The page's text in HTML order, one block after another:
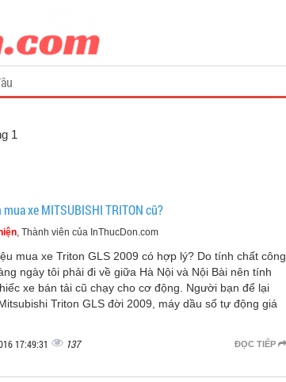
1
mua xe MITSUBISHI TRITON cũ?
, Thành viên của InThucDon.com
mua xe Triton GLS 2009 có hợp lý? Do tính chất công
ngày tôi phải đi về giữa Hà Nội và Nội Bài nên tính
xe bán tải cũ chạy cho cơ động. Người bạn để lại
Triton GLS đời 2009, máy dầu số tự động giá
ĐỌC TIẾP
17:49:31 137